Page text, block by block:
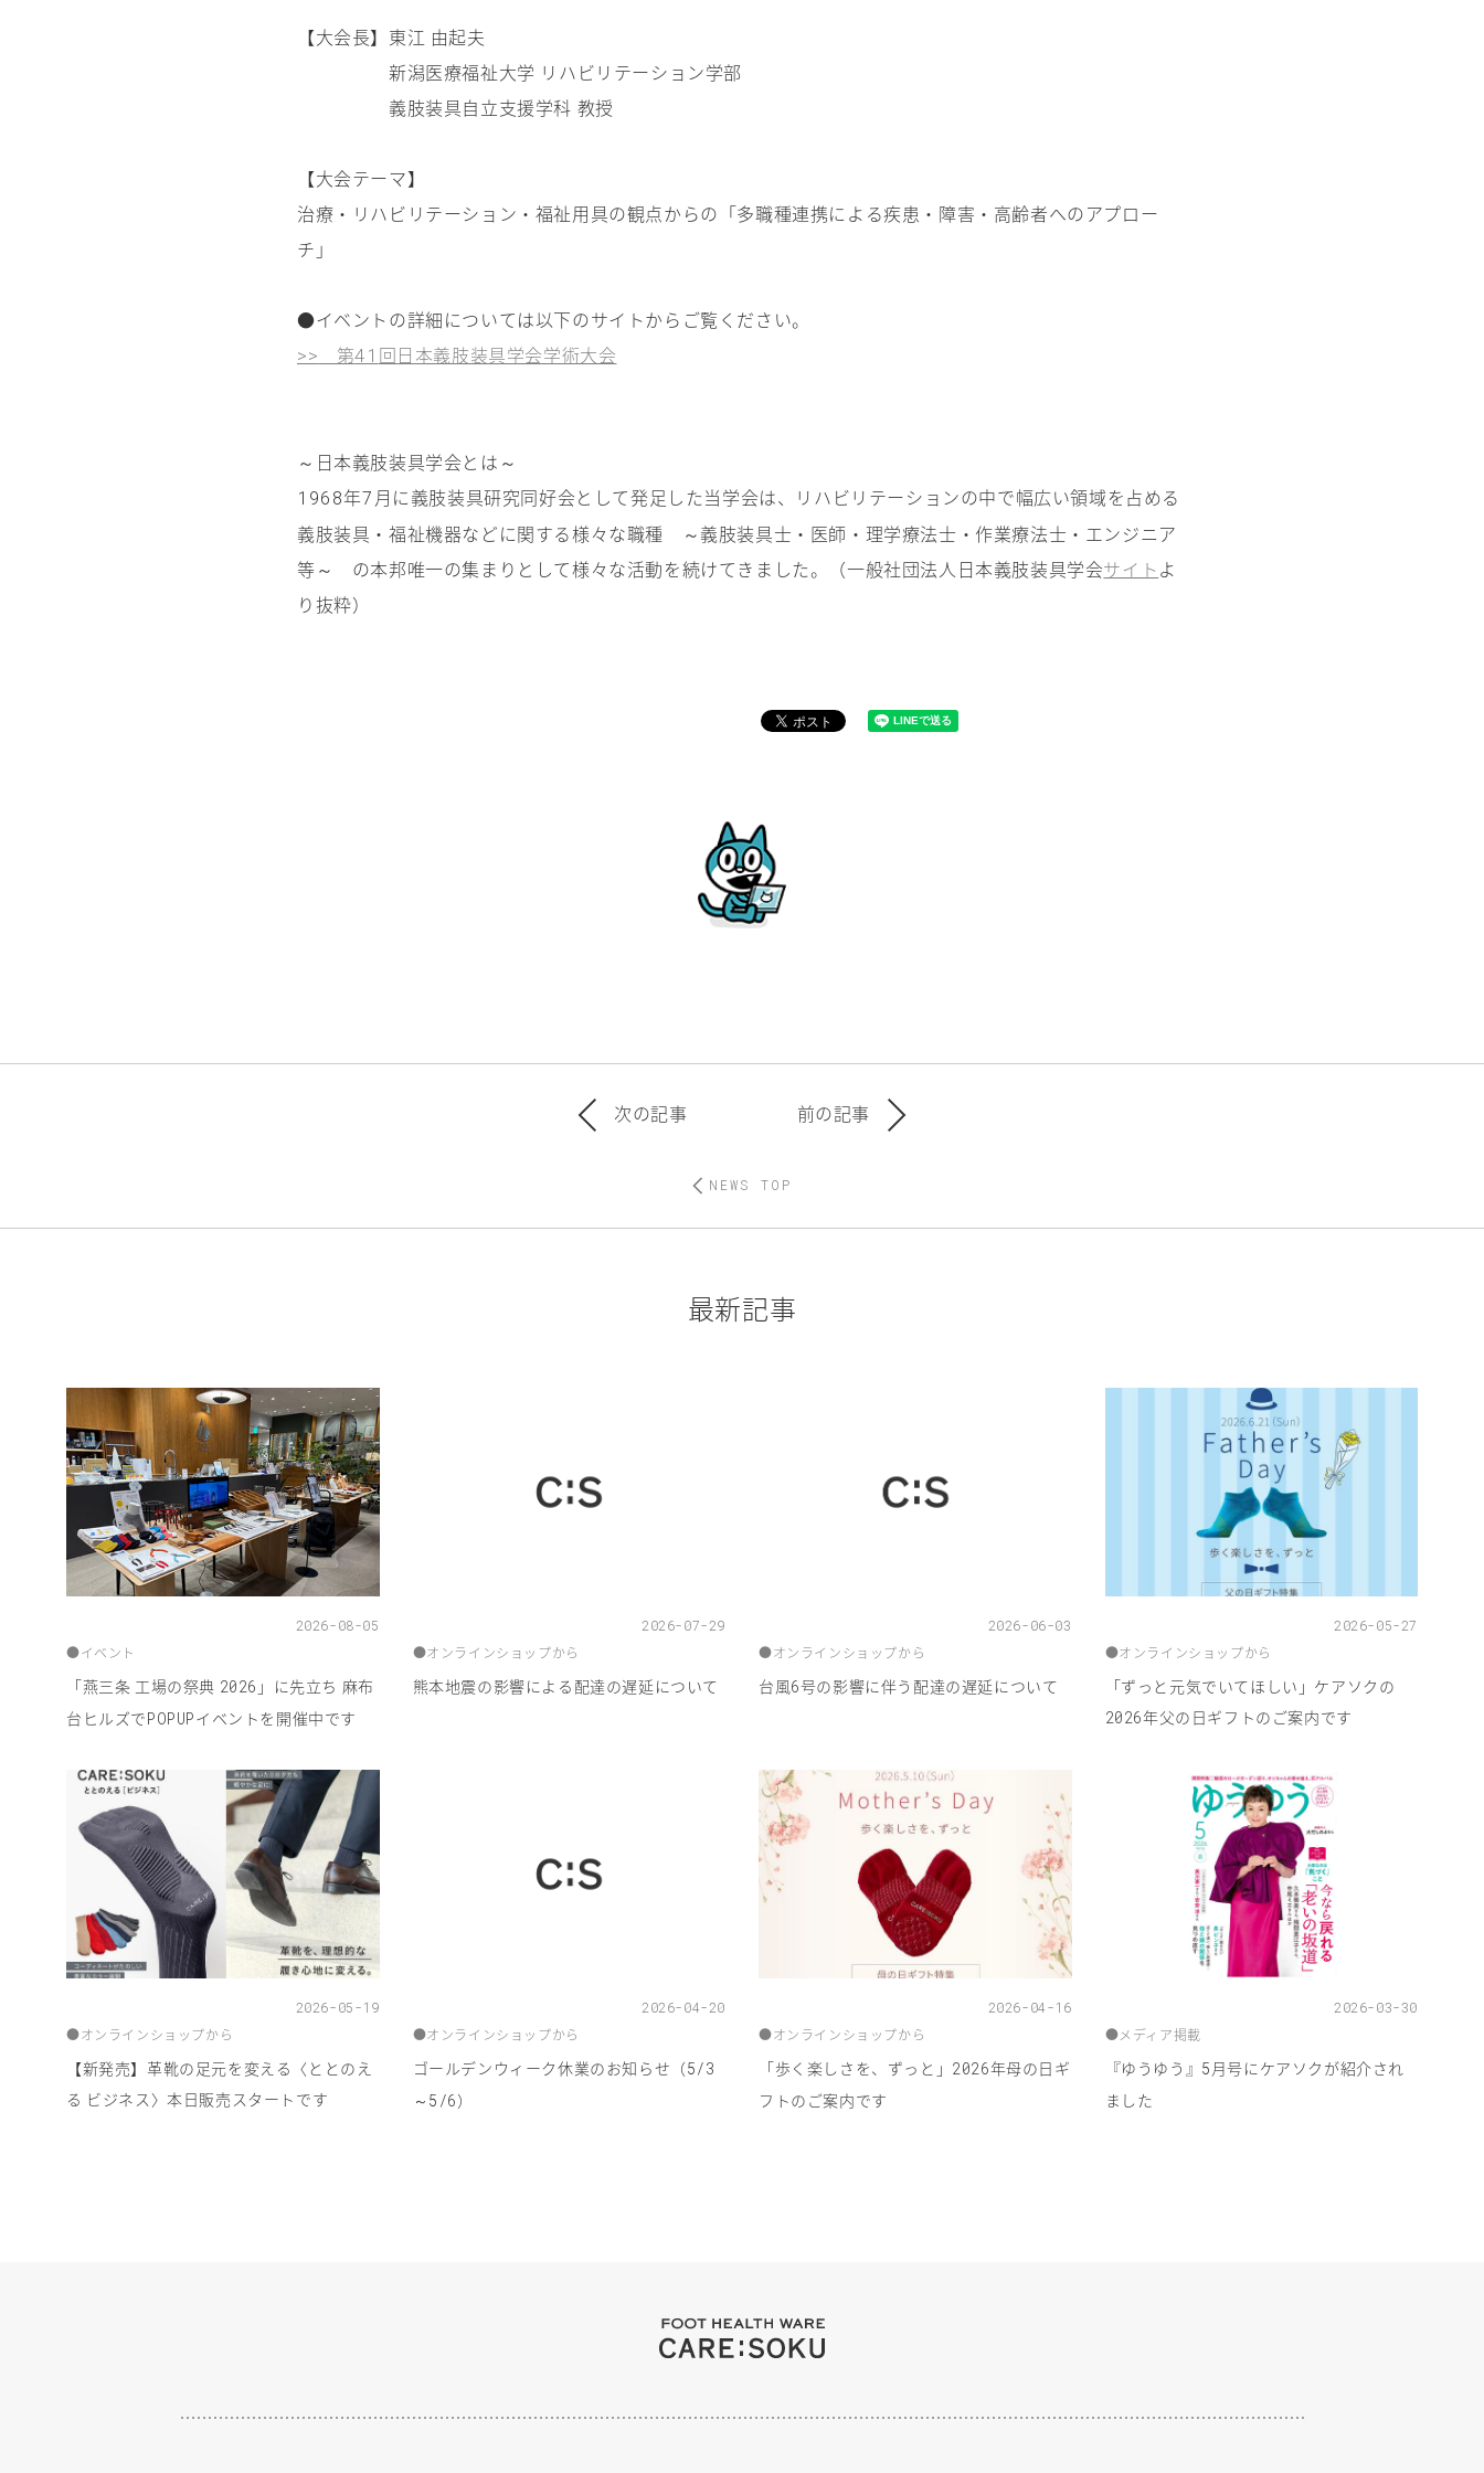
【大会長】東江 由起夫
新潟医療福祉大学 リハビリテーション学部
義肢装具自立支援学科 教授
【大会テーマ】
治療・リハビリテーション・福祉用具の観点からの「多職種連携による疾患・障害・高齢者へのアプロー
チ」
●イベントの詳細については以下のサイトからご覧ください。
>> 第41 回日本義肢装具学会学術大会
～日本義肢装具学会とは～
1968年7月に義肢装具研究同好会として発足した当学会は、リハビリテーションの中で幅広い領域を占める
義肢装具・福祉機器などに関する様々な職種 ～義肢装具士・医師・理学療法士・作業療法士・エンジニア
等～ の本邦唯一の集まりとして様々な活動を続けてきました。（一般社団法人日本義肢装具学会サイト よ
り抜粋）
次の記事 前の記事
NEWS TOP
最新記事
2026-08-05
●イベント
「燕三条 工場の祭典 2026 」に先立ち 麻布
台ヒルズでPOPUPイベントを開催中です
2026-07-29
●オンラインショップから
熊本地震の影響による配達の遅延について
2026-06-03
●オンラインショップから
台風6号の影響に伴う配達の遅延について
2026-05-27
●オンラインショップから
「ずっと元気でいてほしい」ケアソクの
2026年父の日ギフトのご案内です
2026-05-19
●オンラインショップから
【新発売】革靴の足元を変える〈ととのえ
る ビジネス〉本日販売スタートです
2026-04-20
●オンラインショップから
ゴールデンウィーク休業のお知らせ（5/3
～ 5/6）
2026-04-16
●オンラインショップから
「歩く楽しさを、ずっと」 2026年母の日ギ
フトのご案内です
2026-03-30
●メディア掲載
『ゆうゆう』 5月号にケアソクが紹介され
ました